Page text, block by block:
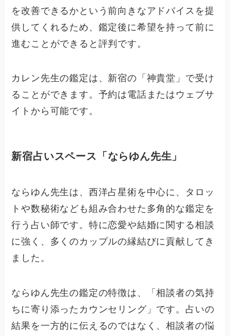
を改善できるかという前向きなアドバイスを提
供してくれるため、鑑定後に希望を持って前に
進むことができると評判です。
カレン先生の鑑定は、新宿の「神貴堂」で受け
ることができます。予約は電話またはウェブサ
イトから可能です。
新宿占いスペース「ならゆん先生」
ならゆん先生は、西洋占星術を中心に、タロッ
トや数秘術なども組み合わせた多角的な鑑定を
行う占い師です。特に恋愛や結婚に関する相談
に強く、多くのカップルの縁結びに貢献してき
ました。
ならゆん先生の鑑定の特徴は、「相談者の気持
ちに寄り添ったカウンセリング」です。占いの
結果を一方的に伝えるのではなく、相談者の悩